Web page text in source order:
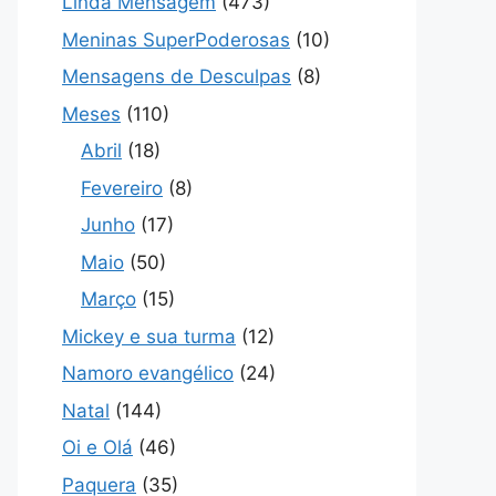
Meninas SuperPoderosas (10)
Mensagens de Desculpas (8)
Meses (110)
Abril (18)
Fevereiro (8)
Junho (17)
Maio (50)
Março (15)
Mickey e sua turma (12)
Namoro evangélico (24)
Natal (144)
Oi e Olá (46)
Paquera (35)